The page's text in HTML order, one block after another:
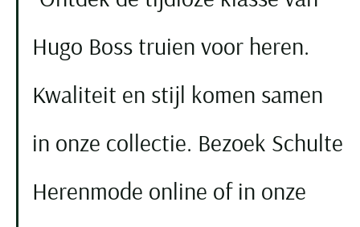
Hugo Boss truien voor heren.
Kwaliteit en stijl komen samen
in onze collectie. Bezoek Schulte
Herenmode online of in onze